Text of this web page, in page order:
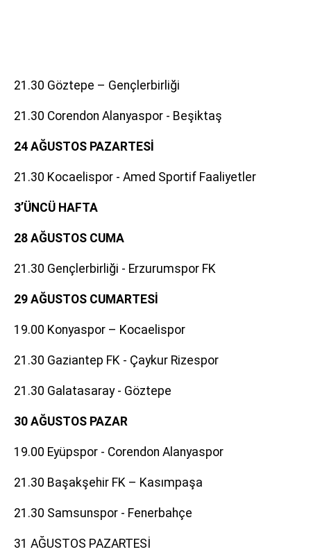
21.30 Göztepe – Gençlerbirliği
21.30 Corendon Alanyaspor - Beşiktaş
24 AĞUSTOS PAZARTESİ
21.30 Kocaelispor - Amed Sportif Faaliyetler
3’ÜNCÜ HAFTA
28 AĞUSTOS CUMA
21.30 Gençlerbirliği - Erzurumspor FK
29 AĞUSTOS CUMARTESİ
19.00 Konyaspor – Kocaelispor
21.30 Gaziantep FK - Çaykur Rizespor
21.30 Galatasaray - Göztepe
30 AĞUSTOS PAZAR
19.00 Eyüpspor - Corendon Alanyaspor
21.30 Başakşehir FK – Kasımpaşa
21.30 Samsunspor - Fenerbahçe
31 AĞUSTOS PAZARTESİ